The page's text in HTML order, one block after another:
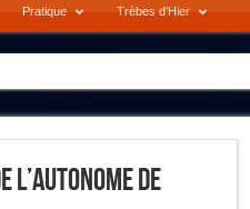
Pratique Trèbes d’Hier
De